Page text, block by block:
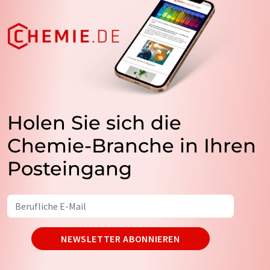
Holen Sie sich die
Chemie-Branche in Ihren
Posteingang
NEWSLETTER ABONNIEREN